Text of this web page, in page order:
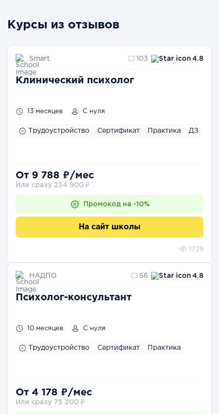
Курсы из отзывов
Smart 103 4.8
Клинический психолог
13 месяцев С нуля
Трудоустройство Сертификат Практика ДЗ
От 9 788 ₽/мес
Или сразу 234 900 ₽
Промокод на -10%
На сайт школы
1729
НАДПО 56 4.8
Психолог-консультант
10 месяцев С нуля
Трудоустройство Сертификат Практика
От 4 178 ₽/мес
Или сразу 75 200 ₽